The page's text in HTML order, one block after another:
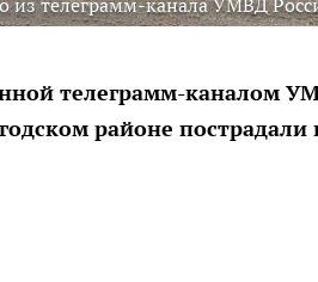
из телеграмм-канала УМВД
телеграмм-каналом
районе